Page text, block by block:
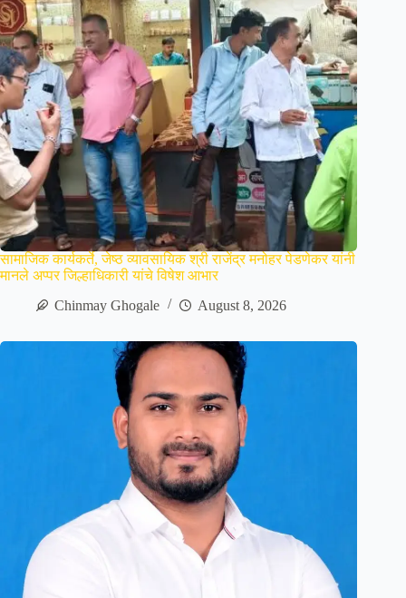
सामाजिक कार्यकर्ते, जेष्ठ व्यावसायिक श्री राजेंद्र मनोहर पेडणेकर यांनी
मानले अप्पर जिल्हाधिकारी यांचे विषेश आभार
Chinmay Ghogale
August 8, 2026